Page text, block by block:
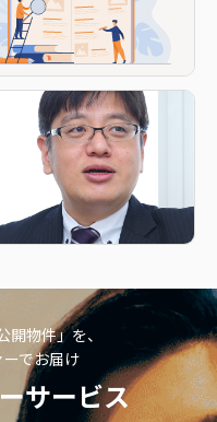
開物件」を、
でお届け
サービス